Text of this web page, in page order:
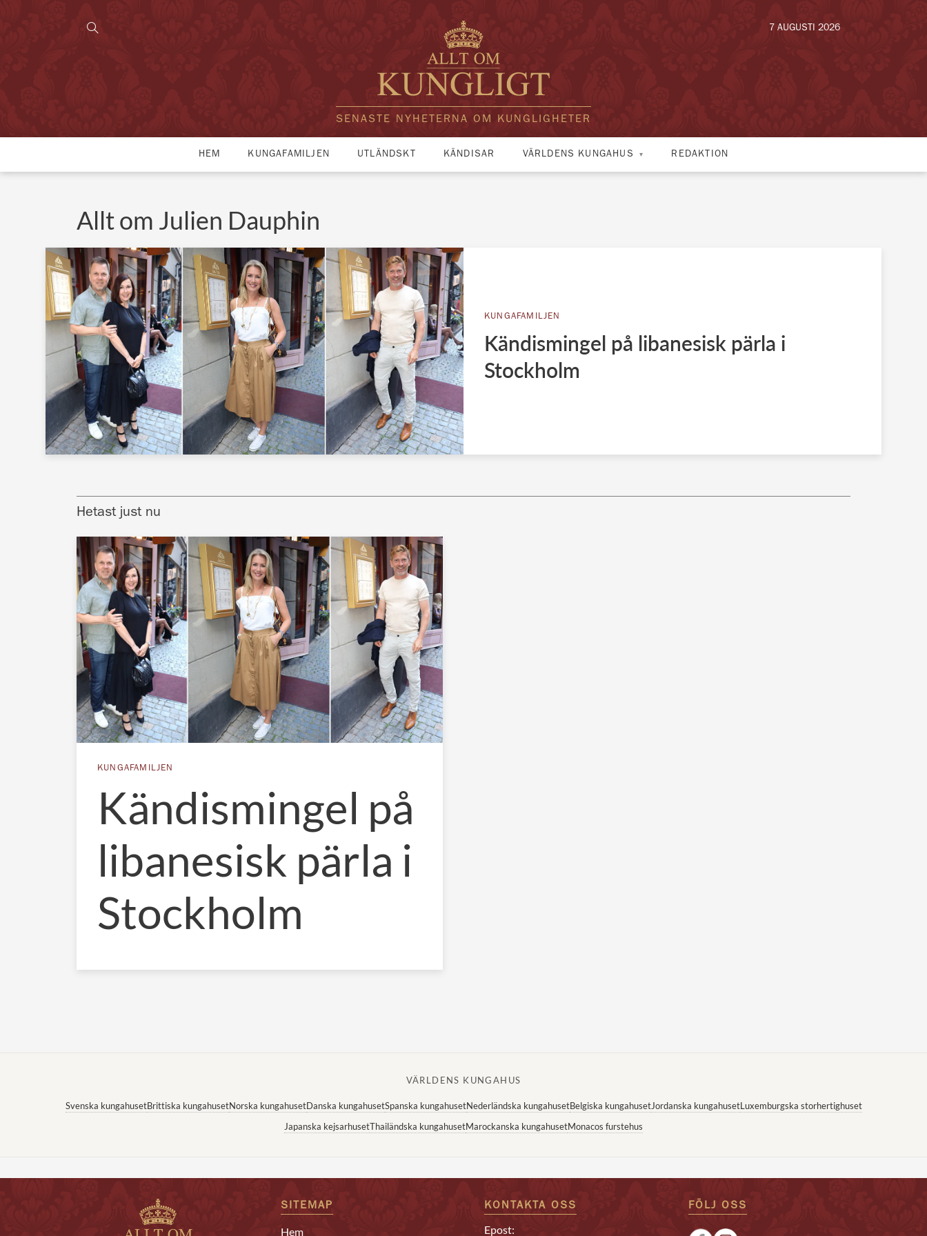
SENASTE NYHETERNA OM KUNGLIGHETER
7 AUGUSTI 2026
HEM KUNGAFAMILJEN UTLÄNDSKT KÄNDISAR VÄRLDENS KUNGAHUS REDAKTION
Allt om Julien Dauphin
KUNGAFAMILJEN
Kändismingel på libanesisk pärla i
Stockholm
Hetast just nu
KUNGAFAMILJEN
Kändismingel på
libanesisk pärla i
Stockholm
VÄRLDENS KUNGAHUS
Svenska kungahusetBrittiska kungahusetNorska kungahusetDanska kungahusetSpanska kungahusetNederländska kungahusetBelgiska kungahusetJordanska kungahusetLuxemburgska storhertighuset
Japanska kejsarhusetThailändska kungahusetMarockanska kungahusetMonacos furstehus
SITEMAP
Hem
KONTAKTA OSS
Epost:
FÖLJ OSS